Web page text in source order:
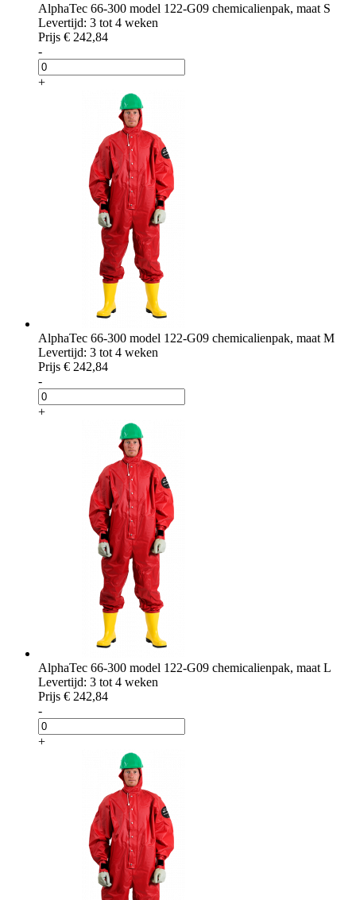
AlphaTec 66-300 model 122-G09 chemicalienpak, maat S
Levertijd: 3 tot 4 weken
Prijs € 242,84
-
+
AlphaTec 66-300 model 122-G09 chemicalienpak, maat M
Levertijd: 3 tot 4 weken
Prijs € 242,84
-
+
AlphaTec 66-300 model 122-G09 chemicalienpak, maat L
Levertijd: 3 tot 4 weken
Prijs € 242,84
-
+